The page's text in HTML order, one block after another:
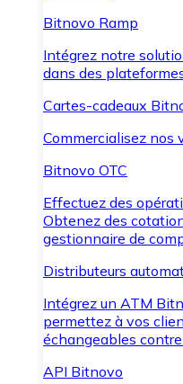
Bitnovo Ramp
Intégrez notre
dans des
Cartes-cadeaux
Commercialisez nos
Bitnovo OTC
Effectuez des
Obtenez des
gestionnaire de
Distributeurs
Intégrez un ATM
permettez à vos
échangeables
API Bitnovo